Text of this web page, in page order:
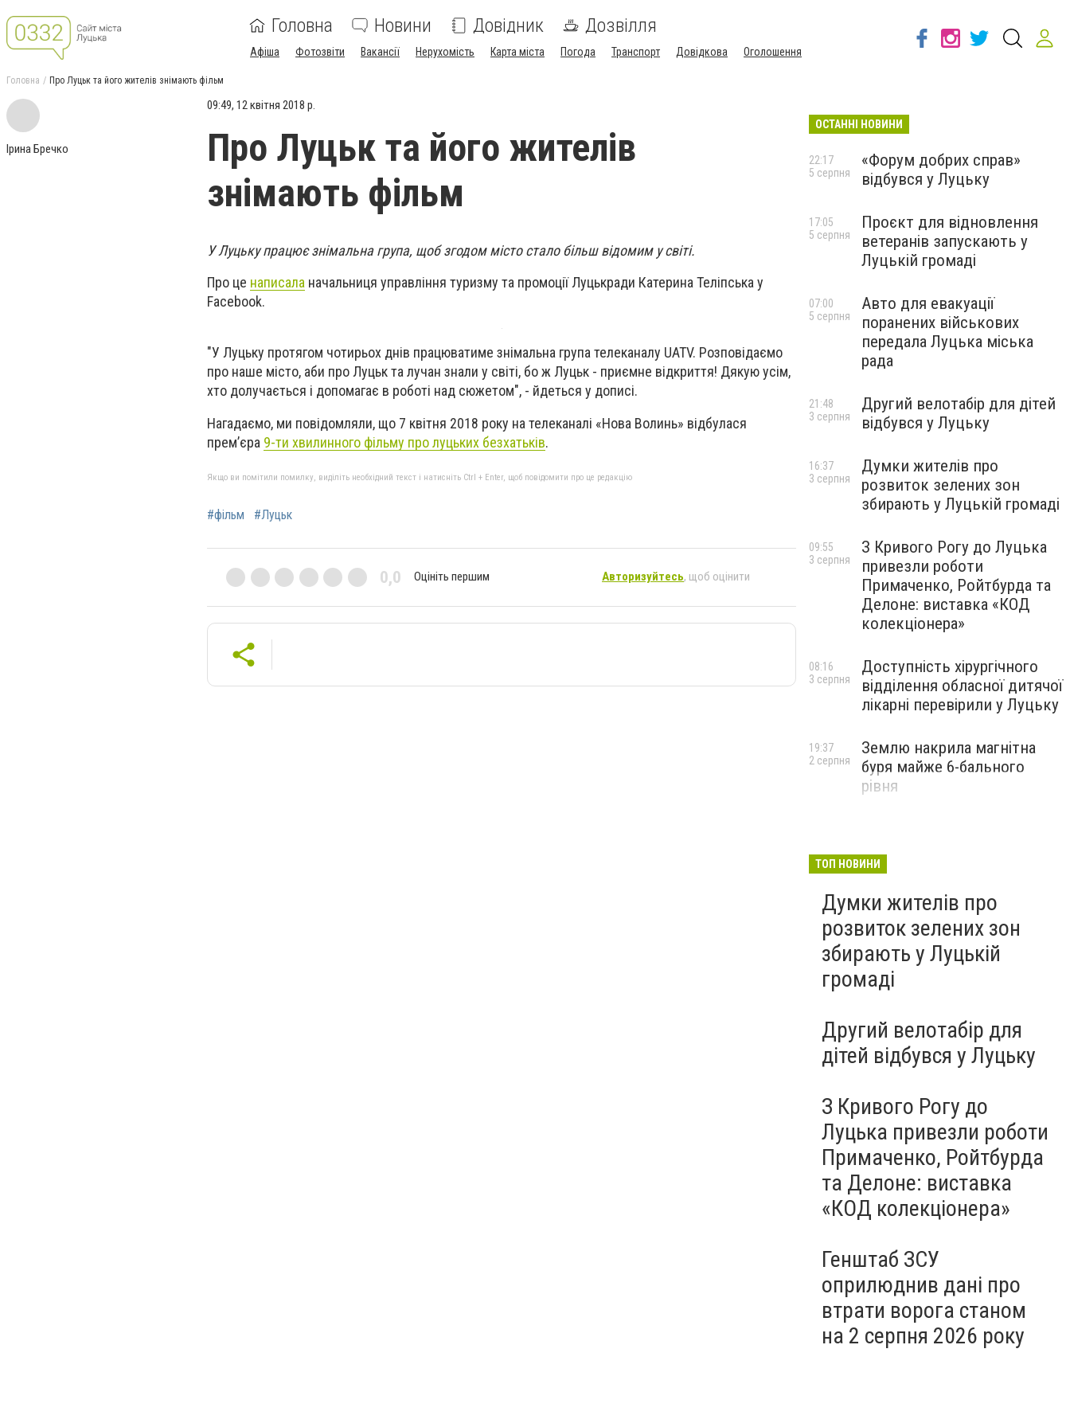
Головна Новини Довідник Дозвілля
Афіша Фотозвіти Вакансії Нерухомість Карта міста Погода Транспорт Довідкова Оголошення
Головна Про Луцьк та його жителів знімають фільм
Ірина Бречко
09:49, 12 квітня 2018 р.
Про Луцьк та його жителів
знімають фільм
У Луцьку працює знімальна група, щоб згодом місто стало більш відомим у світі.
Про це написала начальниця управління туризму та промоції Луцькради Катерина Теліпська у
Facebook.
"У Луцьку протягом чотирьох днів працюватиме знімальна група телеканалу UATV. Розповідаємо
про наше місто, аби про Луцьк та лучан знали у світі, бо ж Луцьк - приємне відкриття! Дякую усім,
хто долучається і допомагає в роботі над сюжетом", - йдеться у дописі.
Нагадаємо, ми повідомляли, що 7 квітня 2018 року на телеканалі «Нова Волинь» відбулася
прем’єра 9-ти хвилинного фільму про луцьких безхатьків.
Якщо ви помітили помилку, виділіть необхідний текст і натисніть Ctrl + Enter, щоб повідомити про це редакцію
#фільм #Луцьк
0,0 Оцініть першим Авторизуйтесь, щоб оцінити
ОСТАННІ НОВИНИ
«Форум добрих справ»
відбувся у Луцьку
22:17
5 серпня
Проєкт для відновлення
ветеранів запускають у
Луцькій громаді
17:05
5 серпня
Авто для евакуації
поранених військових
передала Луцька міська
рада
07:00
5 серпня
Другий велотабір для дітей
відбувся у Луцьку
21:48
3 серпня
Думки жителів про
розвиток зелених зон
збирають у Луцькій громаді
16:37
3 серпня
З Кривого Рогу до Луцька
привезли роботи
Примаченко, Ройтбурда та
Делоне: виставка «КОД
колекціонера»
09:55
3 серпня
Доступність хірургічного
відділення обласної дитячої
лікарні перевірили у Луцьку
08:16
3 серпня
Землю накрила магнітна
буря майже 6-бального
рівня
19:37
2 серпня
ТОП НОВИНИ
Думки жителів про
розвиток зелених зон
збирають у Луцькій
громаді
Другий велотабір для
дітей відбувся у Луцьку
З Кривого Рогу до
Луцька привезли роботи
Примаченко, Ройтбурда
та Делоне: виставка
«КОД колекціонера»
Генштаб ЗСУ
оприлюднив дані про
втрати ворога станом
на 2 серпня 2026 року